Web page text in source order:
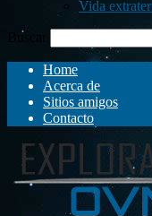
Vida
Buscar
Home
Acerca de
Sitios amigos
Contacto